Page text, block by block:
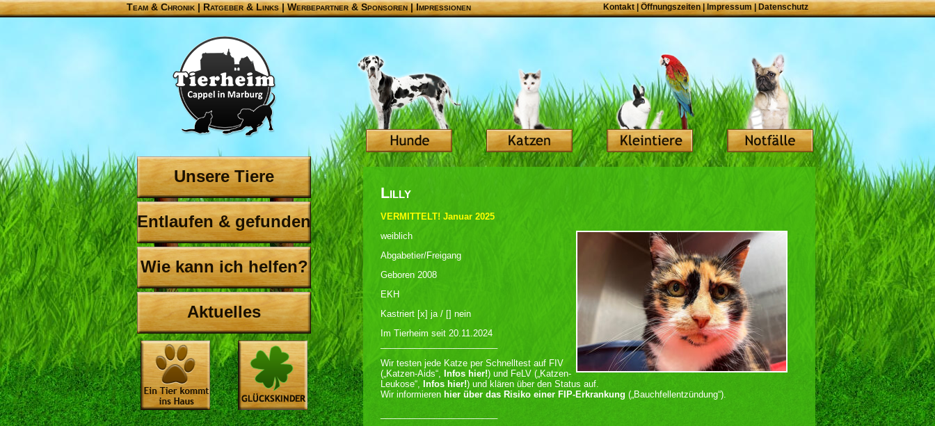
Team & Chronik |Ratgeber & Links|Werbepartner & Sponsoren|Impressionen Kontakt Öffnungszeiten| Impressum|Datenschutz
Unsere Tiere
Entlaufen & gefunden
Wie kann ich helfen?
Aktuelles
Lilly
VERMITTELT! Januar 2025
weiblich
Abgabetier/Freigang
Geboren 2008
EKH
Kastriert [x] ja / [] nein
Im Tierheim seit 20.11.2024
Wir testen jede Katze per Schnelltest auf FIV
(„Katzen-Aids“, Infos hier!) und FeLV („Katzen-
Leukose“, Infos hier!) und klären über den Status auf.
Wir informieren hier über das Risiko einer FIP-Erkrankung („Bauchfellentzündung“).